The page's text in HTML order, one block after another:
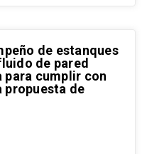
de estanques
de pared
para cumplir con
propuesta de